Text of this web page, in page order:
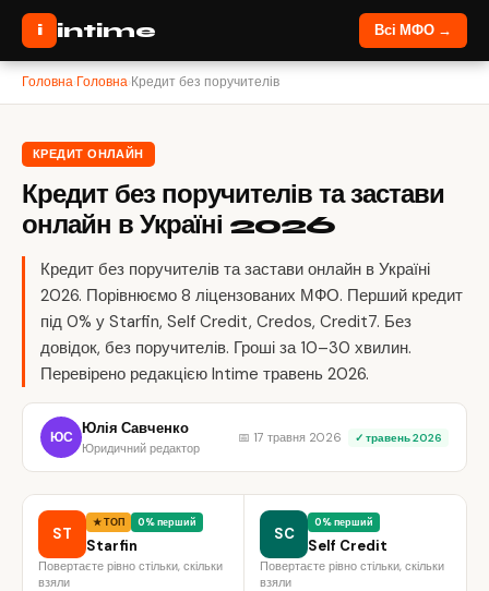
i intime Всі МФО →
Головна›Головна›Кредит без поручителів
КРЕДИТ ОНЛАЙН
Кредит без поручителів та застави
онлайн в Україні 2026
Кредит без поручителів та застави онлайн в Україні
2026. Порівнюємо 8 ліцензованих МФО. Перший кредит
під 0% у Starfin, Self Credit, Credos, Credit7. Без
довідок, без поручителів. Гроші за 10–30 хвилин.
Перевірено редакцією Intime травень 2026.
ЮС Юлія Савченко
Юридичний редактор
📅 17 травня 2026 ✓ травень 2026
ST
★ ТОП 0% перший
Starfin
Повертаєте рівно стільки, скільки
взяли
SC
0% перший
Self Credit
Повертаєте рівно стільки, скільки
взяли